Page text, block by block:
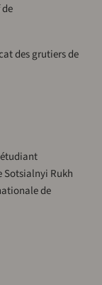
des grutiers de
Sotsialnyi Rukh
de